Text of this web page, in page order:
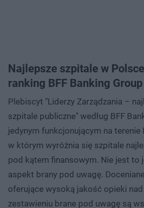
Najlepsze szpitale w
ranking BFF Banking Group
Plebiscyt "Liderzy Zarządzania –
szpitale publiczne" według BFF
jedynym funkcjonującym na terenie
w którym wyróżnia się szpitale
pod kątem finansowym. Nie jest to
aspekt brany pod uwagę.
oferujące wysoką jakość opieki
zestawieniu brane pod uwagę są